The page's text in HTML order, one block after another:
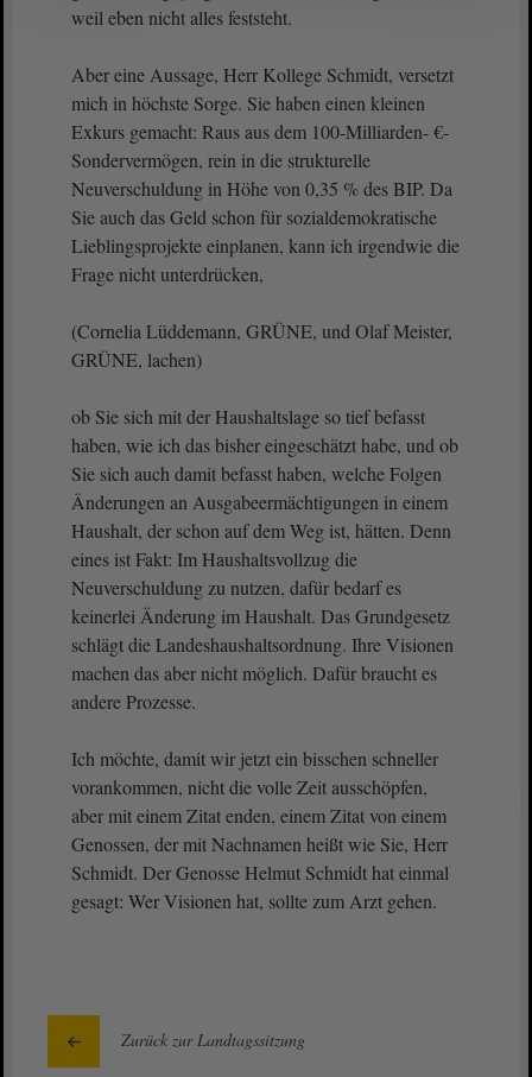
weil eben nicht alles feststeht.
Aber eine Aussage, Herr Kollege Schmidt, versetzt
mich in höchste Sorge. Sie haben einen kleinen
Exkurs gemacht: Raus aus dem 100-Milliarden- €-
Sondervermögen, rein in die strukturelle
Neuverschuldung in Höhe von 0,35 % des BIP. Da
Sie auch das Geld schon für sozialdemokratische
Lieblingsprojekte einplanen, kann ich irgendwie die
Frage nicht unterdrücken,
(Cornelia Lüddemann, GRÜNE, und Olaf Meister,
GRÜNE, lachen)
ob Sie sich mit der Haushaltslage so tief befasst
haben, wie ich das bisher eingeschätzt habe, und ob
Sie sich auch damit befasst haben, welche Folgen
Änderungen an Ausgabeermächtigungen in einem
Haushalt, der schon auf dem Weg ist, hätten. Denn
eines ist Fakt: Im Haushaltsvollzug die
Neuverschuldung zu nutzen, dafür bedarf es
keinerlei Änderung im Haushalt. Das Grundgesetz
schlägt die Landeshaushaltsordnung. Ihre Visionen
machen das aber nicht möglich. Dafür braucht es
andere Prozesse.
Ich möchte, damit wir jetzt ein bisschen schneller
vorankommen, nicht die volle Zeit ausschöpfen,
aber mit einem Zitat enden, einem Zitat von einem
Genossen, der mit Nachnamen heißt wie Sie, Herr
Schmidt. Der Genosse Helmut Schmidt hat einmal
gesagt: Wer Visionen hat, sollte zum Arzt gehen.
Zurück zur Landtagssitzung